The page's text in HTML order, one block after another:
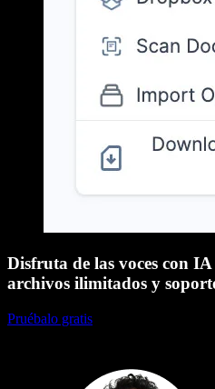
Disfruta de las voces con
archivos ilimitados y
Pruébalo gratis